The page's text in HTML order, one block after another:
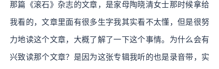
那篇《滚石》杂志的文章，是家母陶晓清女士那时候拿给
我看的，文章里面有很多生字我其实看不太懂，但是很努
力地读这个文章，大概了解了一下这个事情。为什么会有
兴致读那个文章？是因为这张专辑我听的也是录音带，实